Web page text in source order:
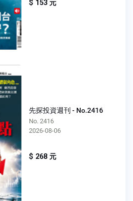
$ 153 元
先探投資週刊 - No.2416
No. 2416
2026-08-06
$ 268 元